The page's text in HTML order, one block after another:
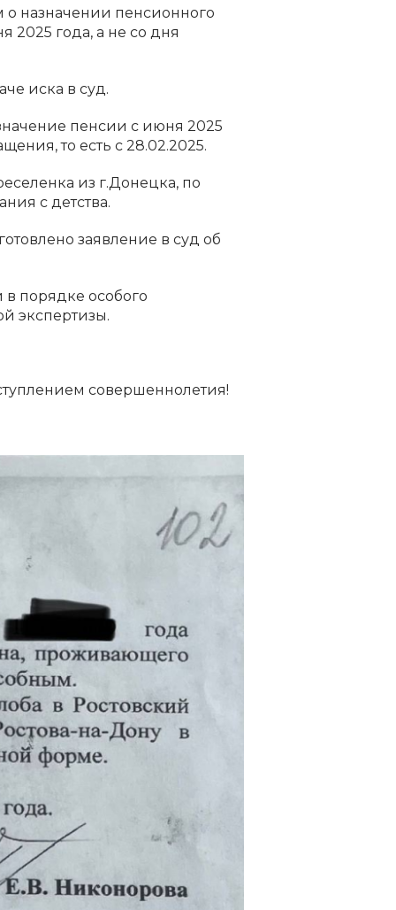
о назначении пенсионного
2025 года, а не со дня
иска в суд.
пенсии с июня 2025
то есть с 28.02.2025.
из г.Донецка, по
с детства.
заявление в суд об
порядке особого
экспертизы.
совершеннолетия!